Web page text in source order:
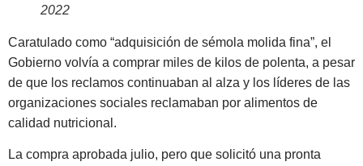
2022
Caratulado como “adquisición de sémola molida fina”, el
Gobierno volvía a comprar miles de kilos de polenta, a pesar
de que los reclamos continuaban al alza y los líderes de las
organizaciones sociales reclamaban por alimentos de
calidad nutricional.
La compra aprobada julio, pero que solicitó una pronta